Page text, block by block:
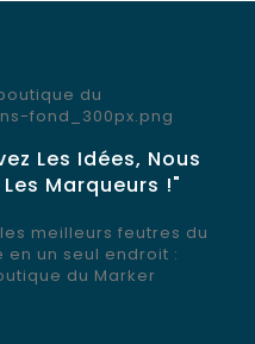
Les Idées, Nous
Marqueurs !"
meilleurs feutres du
en un seul endroit :
du Marker